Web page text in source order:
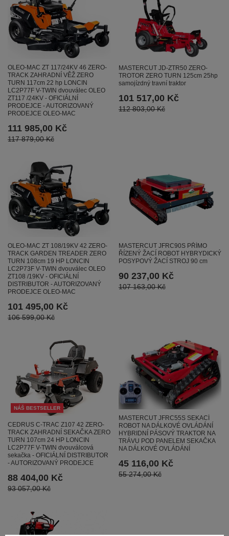
OLEO-MAC ZT 117/24KV 46 ZERO-
TRACK ZAHRADNÍ VĚŽ ZERO
TURN 117cm 22 hp LONCIN
LC2P77F V-TWIN dvouválec OLEO
ZT117 /24KV - OFICIÁLNÍ
PRODEJCE - AUTORIZOVANÝ
PRODEJCE OLEO-MAC
111 985,00 Kč
117 879,00 Kč
MASTERCUT JD-ZTR50 ZERO-
TROTOR ZERO TURN 125cm 25hp
samojízdný travní traktor
101 517,00 Kč
112 803,00 Kč
OLEO-MAC ZT 108/19KV 42 ZERO-
TRACK GARDEN TREADER ZERO
TURN 108cm 19 HP LONCIN
LC2P73F V-TWIN dvouválec OLEO
ZT108 /19KV - OFICIÁLNÍ
DISTRIBUTOR - AUTORIZOVANÝ
PRODEJCE OLEO-MAC
101 495,00 Kč
106 599,00 Kč
MASTERCUT JFRC90S PŘÍMO
ŘÍZENÝ ŽACÍ ROBOT HYBRYDICKÝ
POSYPOVÝ ŽACÍ STROJ 90 cm
90 237,00 Kč
107 163,00 Kč
NÁŠ BESTSELLER
CEDRUS C-TRAC Z107 42 ZERO-
TRACK ZAHRADNÍ SEKAČKA ZERO
TURN 107cm 24 HP LONCIN
LC2P77F V-TWIN dvouválcová
sekačka - OFICIÁLNÍ DISTRIBUTOR
- AUTORIZOVANÝ PRODEJCE
88 404,00 Kč
93 057,00 Kč
MASTERCUT JFRC55S SEKACÍ
ROBOT NA DÁLKOVÉ OVLÁDÁNÍ
HYBRIDNÍ PÁSOVÝ TRAKTOR NA
TRÁVU POD PANELEM SEKAČKA
NA DÁLKOVÉ OVLÁDÁNÍ
45 116,00 Kč
55 274,00 Kč